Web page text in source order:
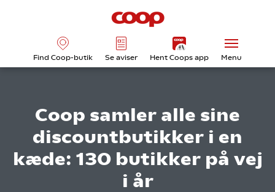
Find Coop-butik Se aviser Hent Coops app Menu
Coop samler alle sine
discountbutikker i en
kæde: 130 butikker på vej
i år